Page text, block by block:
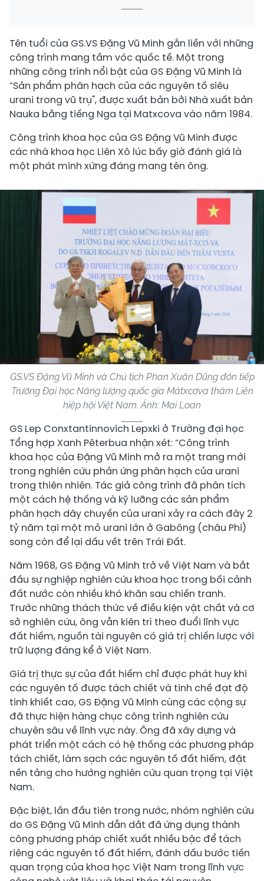
Tên tuổi của GS.VS Đặng Vũ Minh gắn liền với những
công trình mang tầm vóc quốc tế. Một trong
những công trình nổi bật của GS Đặng Vũ Minh là
“Sản phẩm phân hạch của các nguyên tố siêu
urani trong vũ trụ", được xuất bản bởi Nhà xuất bản
Nauka bằng tiếng Nga tại Matxcova vào năm 1984.
Công trình khoa học của GS Đặng Vũ Minh được
các nhà khoa học Liên Xô lúc bấy giờ đánh giá là
một phát minh xứng đáng mang tên ông.
GS.VS Đặng Vũ Minh và Chủ tịch Phan Xuân Dũng đón tiếp
Trường Đại học Năng lượng quốc gia Mátxcơva thăm Liên
hiệp hội Việt Nam. Ảnh: Mai Loan
GS Lep Conxtantinnovich Lepxki ở Trường đại học
Tổng hợp Xanh Pêterbua nhận xét: “Công trình
khoa học của Đặng Vũ Minh mở ra một trang mới
trong nghiên cứu phản ứng phân hạch của urani
trong thiên nhiên. Tác giả công trình đã phân tích
một cách hệ thống và kỹ lưỡng các sản phẩm
phân hạch dây chuyền của urani xảy ra cách đây 2
tỷ năm tại một mỏ urani lớn ở Gabông (châu Phi)
song còn để lại dấu vết trên Trái Đất.
Năm 1968, GS Đặng Vũ Minh trở về Việt Nam và bắt
đầu sự nghiệp nghiên cứu khoa học trong bối cảnh
đất nước còn nhiều khó khăn sau chiến tranh.
Trước những thách thức về điều kiện vật chất và cơ
sở nghiên cứu, ông vẫn kiên trì theo đuổi lĩnh vực
đất hiếm, nguồn tài nguyên có giá trị chiến lược với
trữ lượng đáng kể ở Việt Nam.
Giá trị thực sự của đất hiếm chỉ được phát huy khi
các nguyên tố được tách chiết và tinh chế đạt độ
tinh khiết cao, GS Đặng Vũ Minh cùng các cộng sự
đã thực hiện hàng chục công trình nghiên cứu
chuyên sâu về lĩnh vực này. Ông đã xây dựng và
phát triển một cách có hệ thống các phương pháp
tách chiết, làm sạch các nguyên tố đất hiếm, đặt
nền tảng cho hướng nghiên cứu quan trọng tại Việt
Nam.
Đặc biệt, lần đầu tiên trong nước, nhóm nghiên cứu
do GS Đặng Vũ Minh dẫn dắt đã ứng dụng thành
công phương pháp chiết xuất nhiều bậc để tách
riêng các nguyên tố đất hiếm, đánh dấu bước tiến
quan trọng của khoa học Việt Nam trong lĩnh vực